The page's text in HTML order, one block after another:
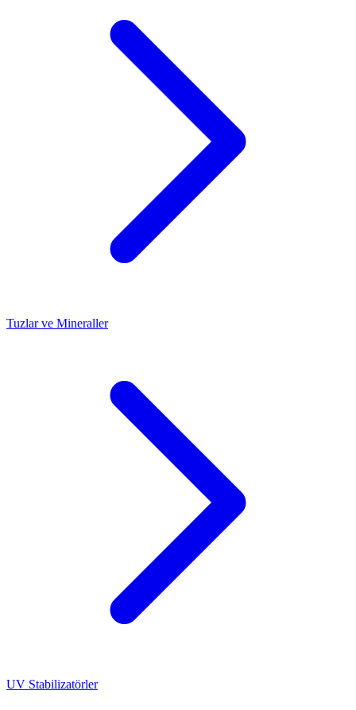
Tuzlar ve Mineraller
UV Stabilizatörler